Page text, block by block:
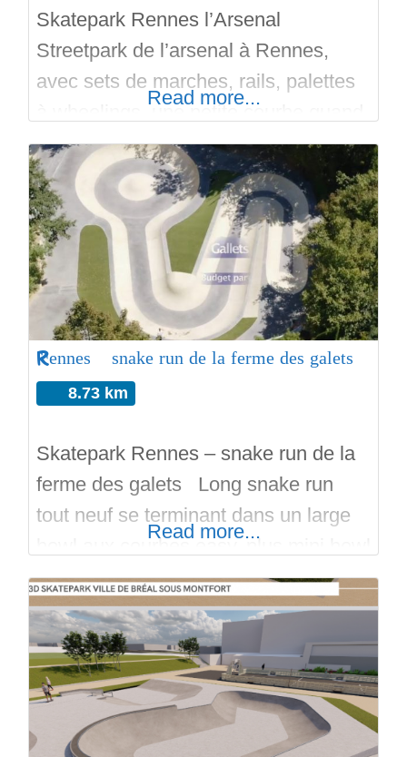
Skatepark Rennes l’Arsenal
Streetpark de l’arsenal à Rennes,
avec sets de marches, rails, palettes
à wheelings, une petite courbe quand
mème. Curbs, ledges, plans inclinés
surface lisse en béton. Matez les
photos et vidéos! Bon run sur
Skateparks.fr!
Read more...
Rennes – snake run de la ferme des galets
8.73 km
Skatepark Rennes – snake run de la
ferme des galets Long snake run
tout neuf se terminant dans un large
bowl aux courbes easy, plus mini bowl
pour débutant et petite aire de street.
Réalisé grâce à un projet participatif
de la ville de Rennes. Matez la
vidéo. Construit par THE EDGE.
Portez un casque,
Read more...